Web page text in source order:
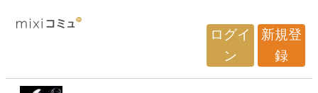
ログイ
ン
新規登
録